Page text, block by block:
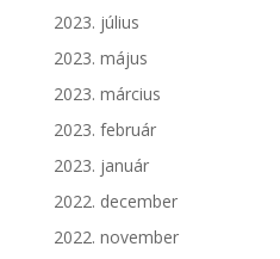
2023. július
2023. május
2023. március
2023. február
2023. január
2022. december
2022. november